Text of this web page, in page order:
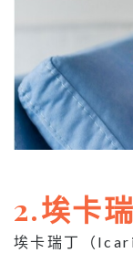
2.埃卡
埃卡瑞丁（